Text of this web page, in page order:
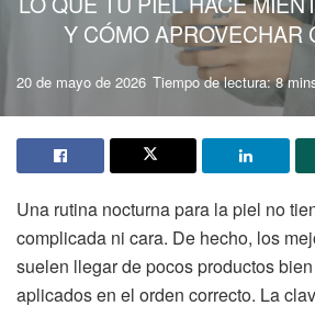
Y CÓMO APROVECHAR
20 de mayo de 2026 Tiempo de lectura: 8
Una rutina nocturna para la piel no
complicada ni cara. De hecho, los
suelen llegar de pocos productos
aplicados en el orden correcto. La